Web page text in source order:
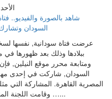
الأحد 17 مايو 2026 09:59 مساءً
عرضت فتاة سودانية, نفسها
ببلادها وذلك بعد ظهورها
ومتابعة محرر موقع النيلين,
السودان, شاركت في إحدى
المصرية القاهرة. المشاركة التي
وقامت اللجنة المنظمة بتوشيحها بشعار السودان, وسط …...